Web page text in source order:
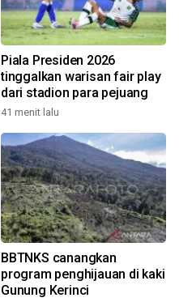
Piala Presiden 2026
tinggalkan warisan fair play
dari stadion para pejuang
41 menit lalu
BBTNKS canangkan
program penghijauan di kaki
Gunung Kerinci